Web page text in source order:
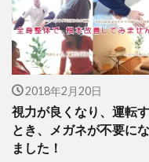
2018年2月20日
視力が良くなり、運転
とき、メガネが不要に
ました！